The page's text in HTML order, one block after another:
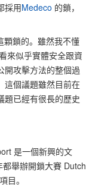
採用Medeco 的鎖，
顆鎖的。雖然我不懂
來似乎實體安全跟資
開攻擊方法的整個過
這個議題雖然目前在
題已經有很長的歷史
是一個新興的文
都舉辦開鎖大賽 Dutch
目。